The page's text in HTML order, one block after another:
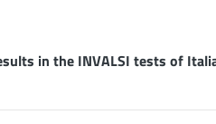
in the INVALSI tests of